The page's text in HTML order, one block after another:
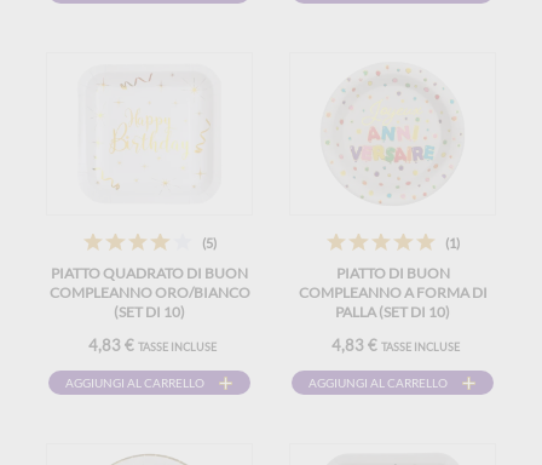
(5)
PIATTO QUADRATO DI BUON
COMPLEANNO ORO/BIANCO
(SET DI 10)
4,83 € TASSE INCLUSE
AGGIUNGI AL CARRELLO
(1)
PIATTO DI BUON
COMPLEANNO A FORMA DI
PALLA (SET DI 10)
4,83 € TASSE INCLUSE
AGGIUNGI AL CARRELLO